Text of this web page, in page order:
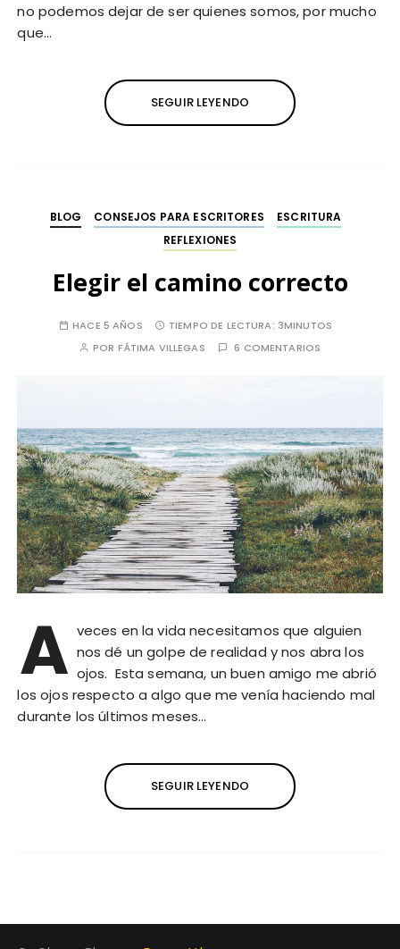
no podemos dejar de ser quienes somos, por mucho
que…
SEGUIR LEYENDO
BLOG CONSEJOS PARA ESCRITORES
ESCRITURA
REFLEXIONES
Elegir el camino correcto
HACE 5 AÑOS TIEMPO DE LECTURA: 3MINUTOS
POR FÁTIMA VILLEGAS 6 COMENTARIOS
A veces en la vida necesitamos que alguien
nos dé un golpe de realidad y nos abra los
ojos. Esta semana, un buen amigo me abrió
los ojos respecto a algo que me venía haciendo mal
durante los últimos meses…
SEGUIR LEYENDO